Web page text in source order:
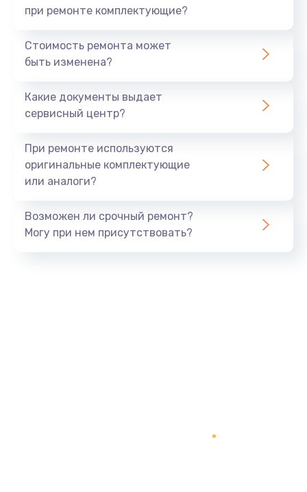
при ремонте комплектующие?
Стоимость ремонта может
быть изменена?
Какие документы выдает
сервисный центр?
При ремонте используются
оригинальные комплектующие
или аналоги?
Возможен ли срочный ремонт?
Могу при нем присутствовать?